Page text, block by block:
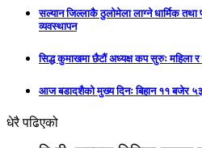
सल्यान जिल्लाकै ठुलोमेला लाग्ने धार्मिक
व्यवस्थापन
सिद्ध कुमाखमा छैटौं अध्यक्ष कप सुरुः महिला
आज बडादशैको मुख्य दिनः बिहान ११ बजेर
धेरै पढिएको